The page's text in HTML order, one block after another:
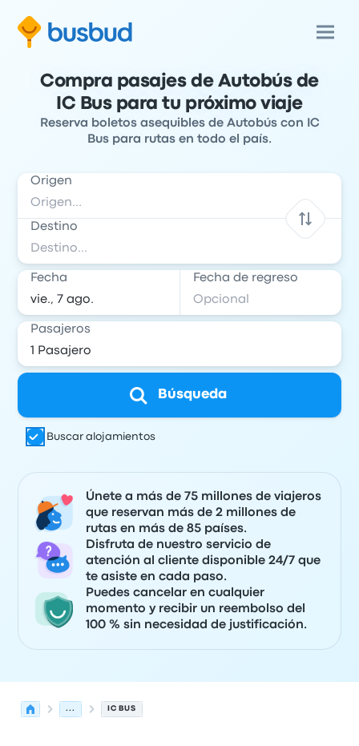
Compra pasajes de Autobús de
IC Bus para tu próximo viaje
Reserva boletos asequibles de Autobús con IC
Bus para rutas en todo el país.
Origen
Destino
Fecha Fecha de regreso
Pasajeros
Búsqueda
Buscar alojamientos
Únete a más de 75 millones de viajeros
que reservan más de 2 millones de
rutas en más de 85 países.
Disfruta de nuestro servicio de
atención al cliente disponible 24/7 que
te asiste en cada paso.
Puedes cancelar en cualquier
momento y recibir un reembolso del
100 % sin necesidad de justificación.
... IC BUS